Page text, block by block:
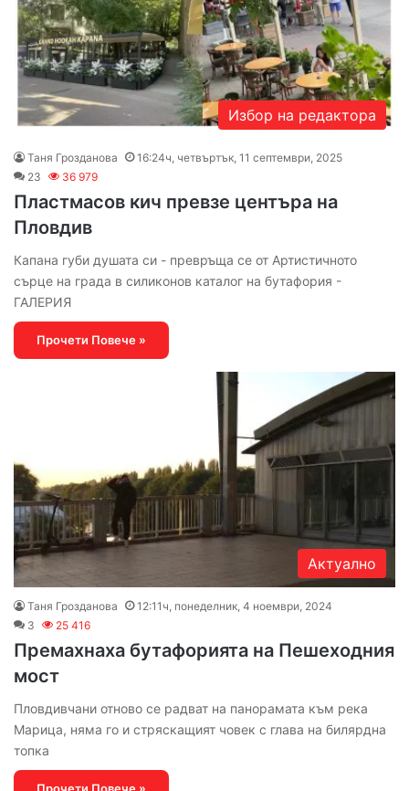
Избор на редактора
Таня Грозданова
16:24ч, четвъртък, 11 септември, 2025
23
36 979
Пластмасов кич превзе центъра на
Пловдив
Капана губи душата си - превръща се от Артистичното
сърце на града в силиконов каталог на бутафория -
ГАЛЕРИЯ
Прочети Повече »
Актуално
Таня Грозданова
12:11ч, понеделник, 4 ноември, 2024
3
25 416
Премахнаха бутафорията на Пешеходния
мост
Пловдивчани отново се радват на панорамата към река
Марица, няма го и стряскащият човек с глава на билярдна
топка
Прочети Повече »